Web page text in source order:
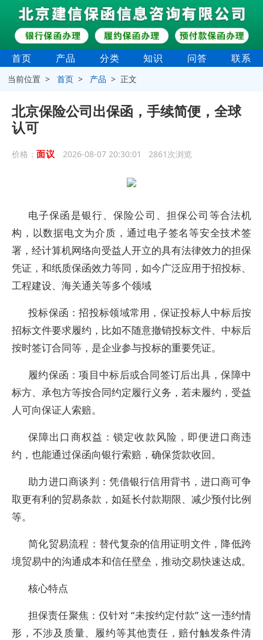
首页 产品 分类 知识 问答 联系
当前位置 >首页 > 产品 > 正文
北京保险公司出保函，手续简便，全球
认可
价格： 面议 2026-08-07 20:30:01 2861次浏览
电子保函是银行、保险公司、担保公司等合法机
构，以数据电文为介质，通过电子签名等安全技术签
署，经计算机网络向受益人开立的具有法律效力的担保
凭证，和纸质保函效力等同，如今广泛应用于招投标、
工程建设、海关通关等多个领域
投标保函：招投标领域常用，保证投标人中标后按
招标文件要求履约，比如不随意撤销投标文件、中标后
按时签订合同等，是企业参与投标的重要凭证。
履约保函：项目中标后或合同签订后出具，保障中
标方、承包方等按合同约定履行义务，若未履约，受益
人可向保证人索赔。
保障出口商权益：锁定收款风险，即便进口商违
约，也能通过保函向银行索赔，确保货款收回。
助力进口商谈判：凭借银行信用背书，进口商可争
取更有利的贸易条款，如延长付款期限、减少预付比例
等。
简化贸易流程：替代复杂的信用证明文件，降低跨
境贸易中的沟通成本和信任壁垒，推动交易快速达成。
核心特点
担保责任聚焦：仅针对 “未按约定付款” 这一违约情
形，不涉及质量、履约等其他责任，赔付触发条件清